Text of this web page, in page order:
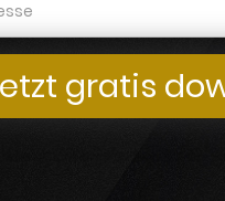
gratis